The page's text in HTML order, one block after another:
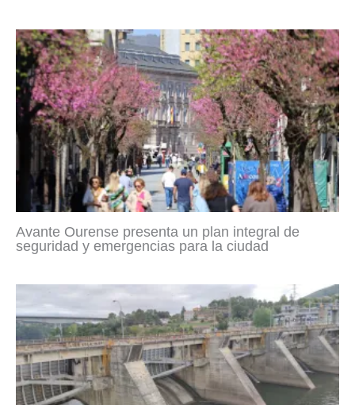
Avante Ourense presenta un plan integral de
seguridad y emergencias para la ciudad